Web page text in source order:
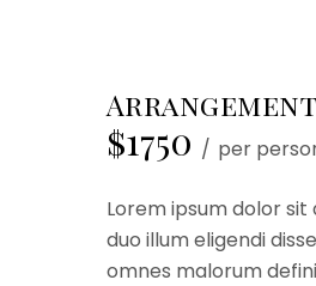
Arrangement
$1750 per
Lorem ipsum dolor sit
duo illum eligendi
omnes malorum